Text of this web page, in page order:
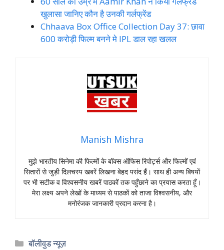
खुलासा जानिए कौन है उनकी गर्लफ्रेंड
Chhaava Box Office Collection Day 37: छावा
600 करोड़ी फिल्म बनने मे IPL डाल रहा खलल
Manish Mishra
मुझे भारतीय सिनेमा की फिल्मों के बॉक्स ऑफिस रिपोर्ट्स और फिल्मों एवं
सितारों से जुड़ी दिलचस्प खबरें लिखना बेहद पसंद हैं। साथ ही अन्य बिषयों
पर भी सटीक व विश्वसनीय खबरें पाठकों तक पहुँछाने का प्रयास करता हूँ।
मेरा लक्ष्य अपने लेखों के माध्यम से पाठकों को ताजा विश्वसनीय, और
मनोरंजक जानकारी प्रदान करना है।
Categories
बॉलीवुड न्यूज़